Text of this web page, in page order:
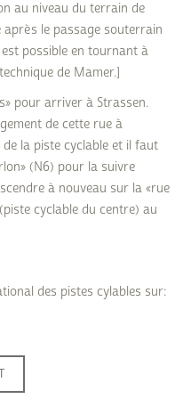
au niveau du terrain de
le passage souterrain
possible en tournant à
de Mamer.]
pour arriver à Strassen.
de cette rue à
la piste cyclable et il faut
(N6) pour la suivre
à nouveau sur la «rue
cyclable du centre) au
des pistes cylables sur: